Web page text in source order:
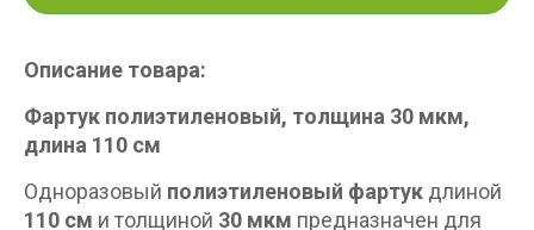
Описание товара:
Фартук полиэтиленовый, толщина 30 мкм,
длина 110 см
Одноразовый полиэтиленовый фартук длиной
110 см и толщиной 30 мкм предназначен для